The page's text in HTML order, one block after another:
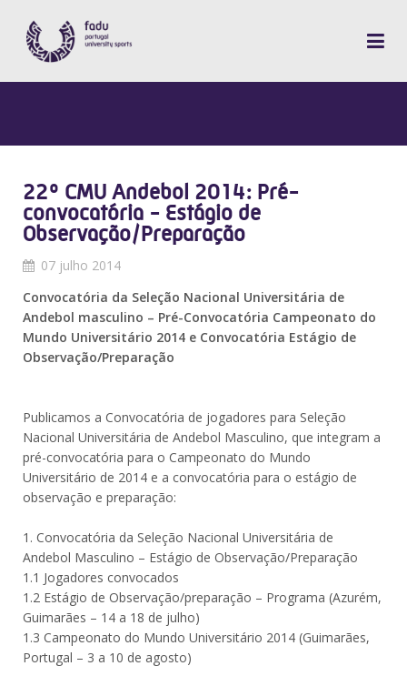
22º CMU Andebol 2014: Pré-
convocatória - Estágio de
Observação/Preparação
07 julho 2014
Convocatória da Seleção Nacional Universitária de
Andebol masculino – Pré-Convocatória Campeonato do
Mundo Universitário 2014 e Convocatória Estágio de
Observação/Preparação
Publicamos a Convocatória de jogadores para Seleção
Nacional Universitária de Andebol Masculino, que integram a
pré-convocatória para o Campeonato do Mundo
Universitário de 2014 e a convocatória para o estágio de
observação e preparação:
1. Convocatória da Seleção Nacional Universitária de
Andebol Masculino – Estágio de Observação/Preparação
1.1 Jogadores convocados
1.2 Estágio de Observação/preparação – Programa (Azurém,
Guimarães – 14 a 18 de julho)
1.3 Campeonato do Mundo Universitário 2014 (Guimarães,
Portugal – 3 a 10 de agosto)